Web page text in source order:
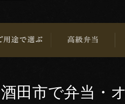
田市で弁当・